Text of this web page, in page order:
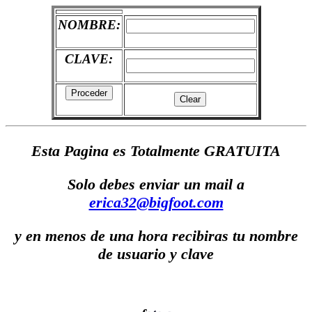
NOMBRE:
CLAVE:
Esta Pagina es Totalmente GRATUITA
Solo debes enviar un mail a
erica32@bigfoot.com
y en menos de una hora recibiras tu nombre
de usuario y clave